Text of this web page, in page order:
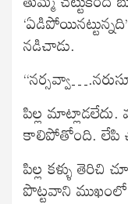
నడిచాడు.
పిల్ల మాట్లాడలేదు.
కాలిపోతోంది. లేపి
పిల్ల కళ్ళు తెరిచి
పొట్టవాని ముఖంలో